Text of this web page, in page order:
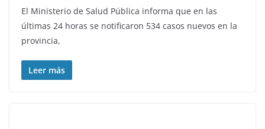
El Ministerio de Salud Pública informa que en las
últimas 24 horas se notificaron 534 casos nuevos en la
provincia,
Leer más